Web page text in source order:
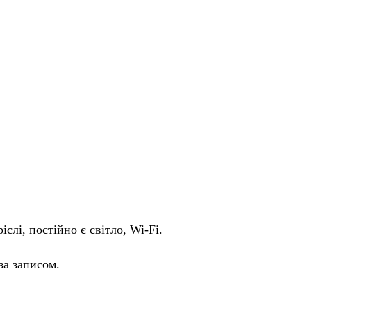
постійно є світло, Wi-Fi.
записом.